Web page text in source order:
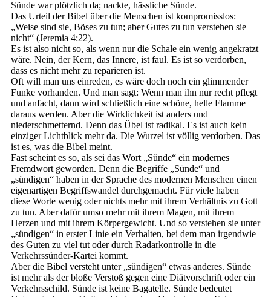
Sünde war plötzlich da; nackte, hässliche Sünde.
Das Urteil der Bibel über die Menschen ist kompromisslos:
„Weise sind sie, Böses zu tun; aber Gutes zu tun verstehen sie
nicht“ (Jeremia 4:22).
Es ist also nicht so, als wenn nur die Schale ein wenig angekratzt
wäre. Nein, der Kern, das Innere, ist faul. Es ist so verdorben,
dass es nicht mehr zu reparieren ist.
Oft will man uns einreden, es wäre doch noch ein glimmender
Funke vorhanden. Und man sagt: Wenn man ihn nur recht pflegt
und anfacht, dann wird schließlich eine schöne, helle Flamme
daraus werden. Aber die Wirklichkeit ist anders und
niederschmetternd. Denn das Übel ist radikal. Es ist auch kein
einziger Lichtblick mehr da. Die Wurzel ist völlig verdorben. Das
ist es, was die Bibel meint.
Fast scheint es so, als sei das Wort „Sünde“ ein modernes
Fremdwort geworden. Denn die Begriffe „Sünde“ und
„sündigen“ haben in der Sprache des modernen Menschen einen
eigenartigen Begriffswandel durchgemacht. Für viele haben
diese Worte wenig oder nichts mehr mit ihrem Verhältnis zu Gott
zu tun. Aber dafür umso mehr mit ihrem Magen, mit ihrem
Herzen und mit ihrem Körpergewicht. Und so verstehen sie unter
„sündigen“ in erster Linie ein Verhalten, bei dem man irgendwie
des Guten zu viel tut oder durch Radarkontrolle in die
Verkehrssünder-Kartei kommt.
Aber die Bibel versteht unter „sündigen“ etwas anderes. Sünde
ist mehr als der bloße Verstoß gegen eine Diätvorschrift oder ein
Verkehrsschild. Sünde ist keine Bagatelle. Sünde bedeutet